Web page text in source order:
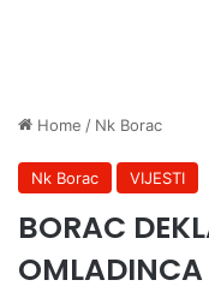
Home / Nk Borac
Nk Borac VIJESTI
BORAC
OMLADINCA